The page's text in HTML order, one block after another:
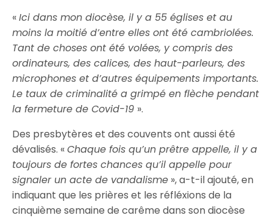
«Ici dans mon diocèse, il y a 55 églises et au
moins la moitié d’entre elles ont été cambriolées.
Tant de choses ont été volées, y compris des
ordinateurs, des calices, des haut-parleurs, des
microphones et d’autres équipements importants.
Le taux de criminalité a grimpé en flèche pendant
la fermeture de Covid-19 ».
Des presbytères et des couvents ont aussi été
dévalisés. «Chaque fois qu’un prêtre appelle, il y a
toujours de fortes chances qu’il appelle pour
signaler un acte de vandalisme », a-t-il ajouté, en
indiquant que les prières et les réfléxions de la
cinquième semaine de carême dans son diocèse